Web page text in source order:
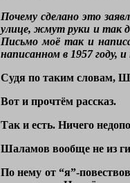
Почему сделано это
улице, жмут руки и так
Письмо моё так и
написанном в 1957 году,
Судя по таким словам,
Вот и прочтём рассказ.
Так и есть. Ничего
Шаламов вообще не из
По нему от “я”-